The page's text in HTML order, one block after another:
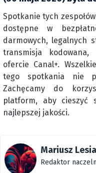
Spotkanie tych
dostępne w
darmowych, legalnych
transmisja kodowana,
ofercie Canal+.
tego spotkania nie
Zachęcamy do
platform, aby cieszyć
najlepszej jakości.
Mariusz
Redaktor